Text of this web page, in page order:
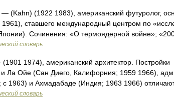
— (Kahn) (1922 1983), американский футуролог,
1961), ставшего международный центром по
Сочинения: «О термоядерной войне»;
словарь
1974), американский архитектор.
Ла Ойе (Сан Диего, Калифорния; 1959 1966),
с 1963) и Ахмадабаде (Индия; 1963 1966)
словарь